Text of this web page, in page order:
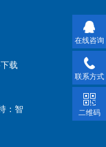
载
： 智
在线咨询
联系方式
二维码